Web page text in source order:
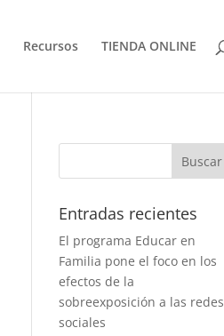
Recursos TIENDA ONLINE
Entradas recientes
El programa Educar en
Familia pone el foco en los
efectos de la
sobreexposición a las redes
sociales